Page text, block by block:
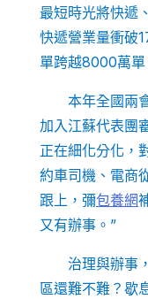
最短時光將快
快遞營業量衝破
單跨越8000萬單
本年全國兩
加入江蘇代表團
正在細化分化，
約車司機、電商
跟上，彌包養網
又有辦事。”
治理與辦事
區還難不難？歇